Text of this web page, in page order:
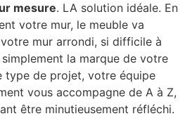
mesure. LA solution idéale. En
votre mur, le meuble va
mur arrondi, si difficile à
la marque de votre
type de projet, votre équipe
vous accompagne de A à Z,
être minutieusement réfléchi.